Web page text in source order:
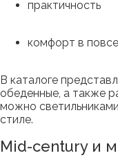
практичность
комфорт в
В каталоге
обеденные, а также
можно
стиле.
Mid-century и